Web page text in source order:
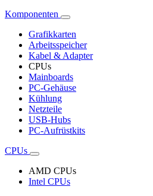
Komponenten
Grafikkarten
Arbeitsspeicher
Kabel & Adapter
CPUs
Mainboards
PC-Gehäuse
Kühlung
Netzteile
USB-Hubs
PC-Aufrüstkits
CPUs
AMD CPUs
Intel CPUs